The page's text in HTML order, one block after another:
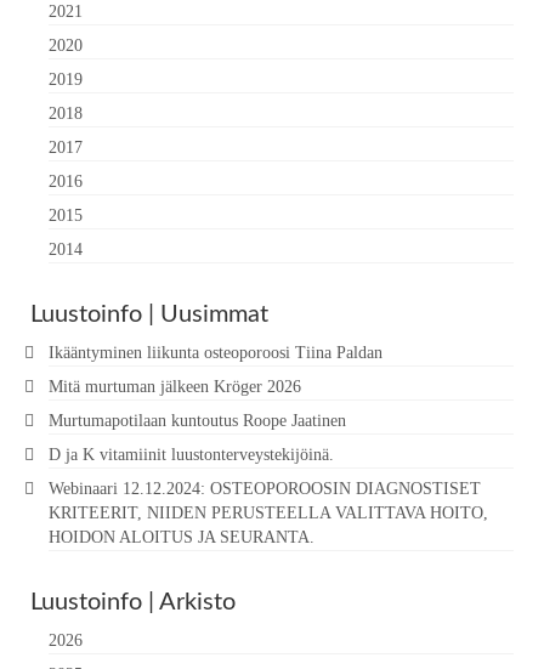
2021
2020
2019
2018
2017
2016
2015
2014
Luustoinfo | Uusimmat
Ikääntyminen liikunta osteoporoosi Tiina Paldan
Mitä murtuman jälkeen Kröger 2026
Murtumapotilaan kuntoutus Roope Jaatinen
D ja K vitamiinit luustonterveystekijöinä.
Webinaari 12.12.2024: OSTEOPOROOSIN DIAGNOSTISET
KRITEERIT, NIIDEN PERUSTEELLA VALITTAVA HOITO,
HOIDON ALOITUS JA SEURANTA.
Luustoinfo | Arkisto
2026